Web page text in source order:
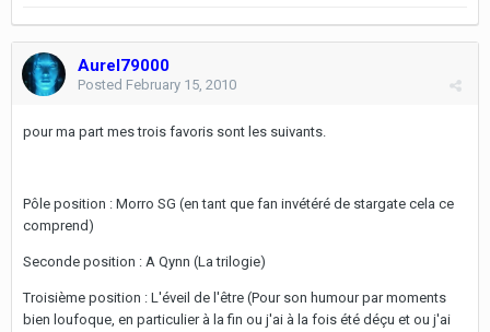
Aurel79000
Posted February 15, 2010
pour ma part mes trois favoris sont les suivants.
Pôle position : Morro SG (en tant que fan invétéré de stargate cela ce
comprend)
Seconde position : A Qynn (La trilogie)
Troisième position : L'éveil de l'être (Pour son humour par moments
bien loufoque, en particulier à la fin ou j'ai à la fois été déçu et ou j'ai